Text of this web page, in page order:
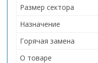
Размер сектора
Назначение
Горячая замена
О товаре